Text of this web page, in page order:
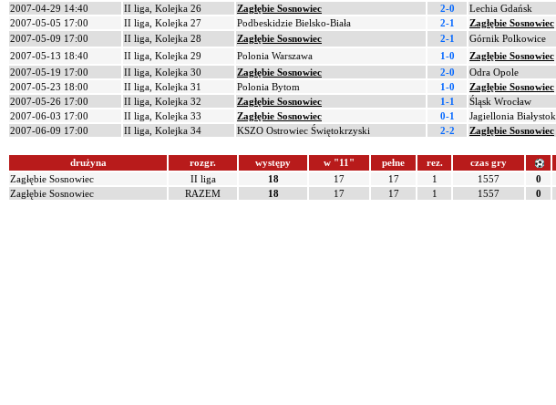
2007-04-29 14:40
II liga, Kolejka 26 Zagłębie Sosnowiec 2-0 Lechia Gdańsk
2007-05-05 17:00
II liga, Kolejka 27 Podbeskidzie Bielsko-Biała 2-1 Zagłębie Sosnowiec
2007-05-09 17:00
II liga, Kolejka 28 Zagłębie Sosnowiec 2-1 Górnik Polkowice
2007-05-13 18:40
II liga, Kolejka 29 Polonia Warszawa 1-0 Zagłębie Sosnowiec
2007-05-19 17:00
II liga, Kolejka 30 Zagłębie Sosnowiec 2-0 Odra Opole
2007-05-23 18:00
II liga, Kolejka 31 Polonia Bytom 1-0 Zagłębie Sosnowiec
2007-05-26 17:00
II liga, Kolejka 32 Zagłębie Sosnowiec 1-1 Śląsk Wrocław
2007-06-03 17:00
II liga, Kolejka 33 Zagłębie Sosnowiec 0-1 Jagiellonia Białystok
2007-06-09 17:00
II liga, Kolejka 34 KSZO Ostrowiec Świętokrzyski 2-2 Zagłębie Sosnowiec
drużyna rozgr. występy w "11" pełne rez. czas gry
Zagłębie Sosnowiec
II liga 18 17 17 1 1557 0
Zagłębie Sosnowiec
RAZEM 18 17 17 1 1557 0